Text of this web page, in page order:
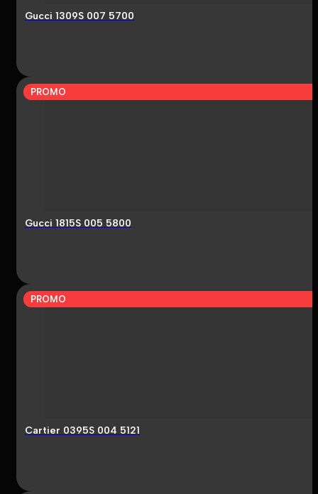
Gucci 1309S 007 5700
PROMO
Gucci 1815S 005 5800
PROMO
Cartier 0395S 004 5121